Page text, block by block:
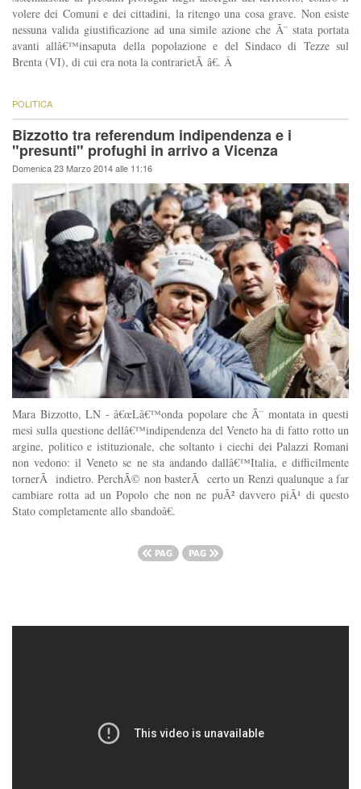
volere dei Comuni e dei cittadini, la ritengo una cosa grave. Non esiste
nessuna valida giustificazione ad una simile azione che Ã¨ stata portata
avanti allâ€™insaputa della popolazione e del Sindaco di Tezze sul
Brenta (VI), di cui era nota la contrarietÃ â€. Â
POLITICA
Bizzotto tra referendum indipendenza e i
"presunti" profughi in arrivo a Vicenza
Domenica 23 Marzo 2014 alle 11:16
Mara Bizzotto, LN - â€œLâ€™onda popolare che Ã¨ montata in questi
mesi sulla questione dellâ€™indipendenza del Veneto ha di fatto rotto un
argine, politico e istituzionale, che soltanto i ciechi dei Palazzi Romani
non vedono: il Veneto se ne sta andando dallâ€™Italia, e difficilmente
tornerÃ indietro. PerchÃ© non basterÃ certo un Renzi qualunque a far
cambiare rotta ad un Popolo che non ne puÃ² davvero piÃ¹ di questo
Stato completamente allo sbandoâ€.